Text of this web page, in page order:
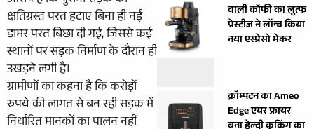
क्षतिग्रस्त परत हटाए बिना ही नई
डामर परत बिछा दी गई, जिससे कई
स्थानों पर सड़क निर्माण के दौरान ही
उखड़ने लगी है।
ग्रामीणों का कहना है कि करोड़ों
रुपये की लागत से बन रही सड़क में
निर्धारित मानकों का पालन नहीं
वाली कॉफी का लुत्फ
प्रेस्टीज ने लॉन्च किया
नया एस्प्रेसो मेकर
क्रॉम्पटन का Ameo
Edge एयर फ्रायर